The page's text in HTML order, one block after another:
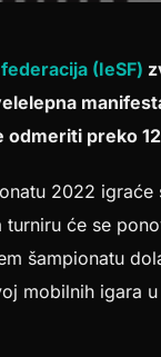
(IeSF)
odmeriti preko
2022
turniru će se
šampionatu
mobilnih igara